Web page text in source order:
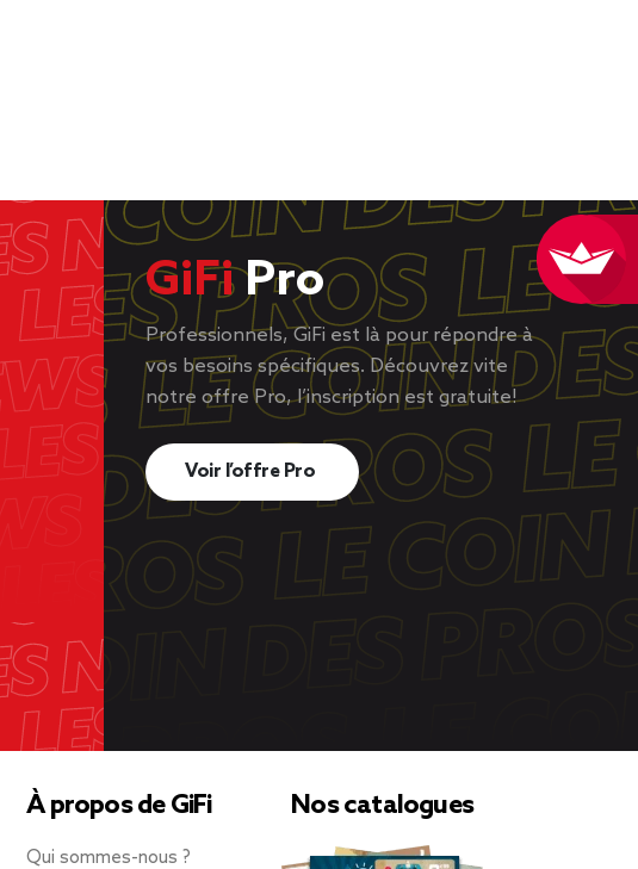
GiFiPro
Professionnels, GiFi est là pour répondre à
vos besoins spécifiques. Découvrez vite
notre offre Pro, l’inscription est gratuite!
Voir l’offre Pro
À propos de GiFi
Qui sommes-nous ?
Nos catalogues